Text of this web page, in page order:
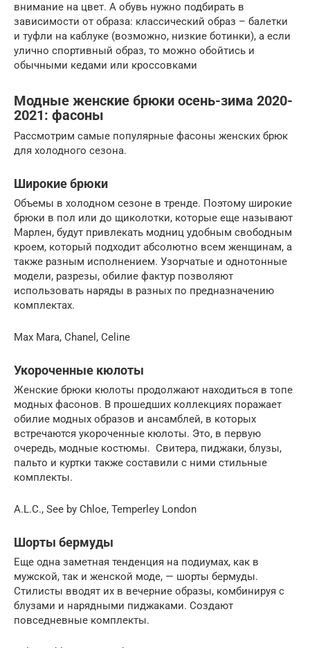
внимание на цвет. А обувь нужно подбирать в
зависимости от образа: классический образ – балетки
и туфли на каблуке (возможно, низкие ботинки), а если
улично спортивный образ, то можно обойтись и
обычными кедами или кроссовками
Модные женские брюки осень-зима 2020-
2021: фасоны
Рассмотрим самые популярные фасоны женских брюк
для холодного сезона.
Широкие брюки
Объемы в холодном сезоне в тренде. Поэтому широкие
брюки в пол или до щиколотки, которые еще называют
Марлен, будут привлекать модниц удобным свободным
кроем, который подходит абсолютно всем женщинам, а
также разным исполнением. Узорчатые и однотонные
модели, разрезы, обилие фактур позволяют
использовать наряды в разных по предназначению
комплектах.
Max Mara, Chanel, Celine
Укороченные кюлоты
Женские брюки кюлоты продолжают находиться в топе
модных фасонов. В прошедших коллекциях поражает
обилие модных образов и ансамблей, в которых
встречаются укороченные кюлоты. Это, в первую
очередь, модные костюмы. Свитера, пиджаки, блузы,
пальто и куртки также составили с ними стильные
комплекты.
A.L.C., See by Chloе, Temperley London
Шорты бермуды
Еще одна заметная тенденция на подиумах, как в
мужской, так и женской моде, — шорты бермуды.
Стилисты вводят их в вечерние образы, комбинируя с
блузами и нарядными пиджаками. Создают
повседневные комплекты.